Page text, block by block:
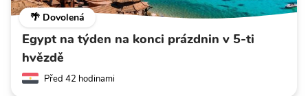
🌴 Dovolená
Egypt na týden na konci prázdnin v 5-ti
hvězdě
Před 42 hodinami